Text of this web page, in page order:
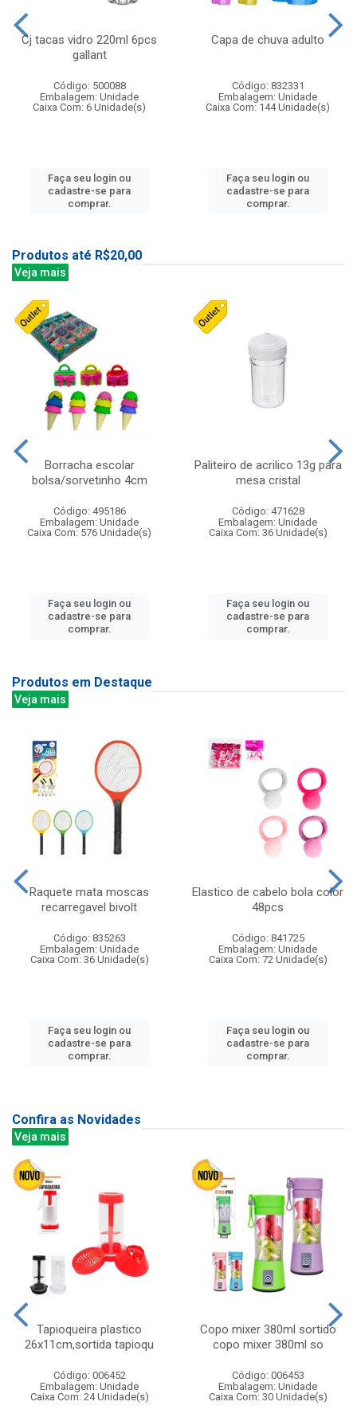
Cj tacas vidro 220ml 6pcs
gallant
Código: 500088
Embalagem: Unidade
Caixa Com: 6 Unidade(s)
Faça seu login ou
cadastre-se para
comprar.
Capa de chuva adulto
Código: 832331
Embalagem: Unidade
Caixa Com: 144 Unidade(s)
Faça seu login ou
cadastre-se para
comprar.
Produtos até R$20,00
Veja mais
Borracha escolar
bolsa/sorvetinho 4cm
Código: 495186
Embalagem: Unidade
Caixa Com: 576 Unidade(s)
Faça seu login ou
cadastre-se para
comprar.
Paliteiro de acrilico 13g para
mesa cristal
Código: 471628
Embalagem: Unidade
Caixa Com: 36 Unidade(s)
Faça seu login ou
cadastre-se para
comprar.
Produtos em Destaque
Veja mais
Raquete mata moscas
recarregavel bivolt
Código: 835263
Embalagem: Unidade
Caixa Com: 36 Unidade(s)
Faça seu login ou
cadastre-se para
comprar.
Elastico de cabelo bola color
48pcs
Código: 841725
Embalagem: Unidade
Caixa Com: 72 Unidade(s)
Faça seu login ou
cadastre-se para
comprar.
Confira as Novidades
Veja mais
Tapioqueira plastico
26x11cm,sortida tapioqu
Código: 006452
Embalagem: Unidade
Caixa Com: 24 Unidade(s)
Copo mixer 380ml sortido
copo mixer 380ml so
Código: 006453
Embalagem: Unidade
Caixa Com: 30 Unidade(s)